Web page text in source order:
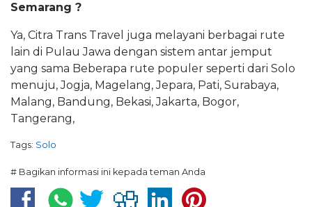
Semarang ?
Ya, Citra Trans Travel juga melayani berbagai rute
lain di Pulau Jawa dengan sistem antar jemput
yang sama Beberapa rute populer seperti dari Solo
menuju, Jogja, Magelang, Jepara, Pati, Surabaya,
Malang, Bandung, Bekasi, Jakarta, Bogor,
Tangerang,
Tags: Solo
# Bagikan informasi ini kepada teman Anda